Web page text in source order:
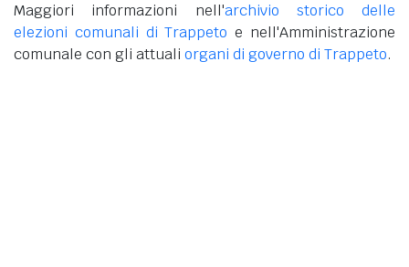
Maggiori informazioni nell'archivio storico delle
elezioni comunali di Trappeto e nell'Amministrazione
comunale con gli attuali organi di governo di Trappeto.